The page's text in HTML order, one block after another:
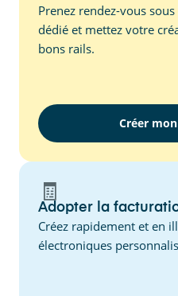
Prenez rendez-vous
dédié et mettez votre
bons rails.
Créer
🧾
Adopter la
Créez rapidement et en
électroniques